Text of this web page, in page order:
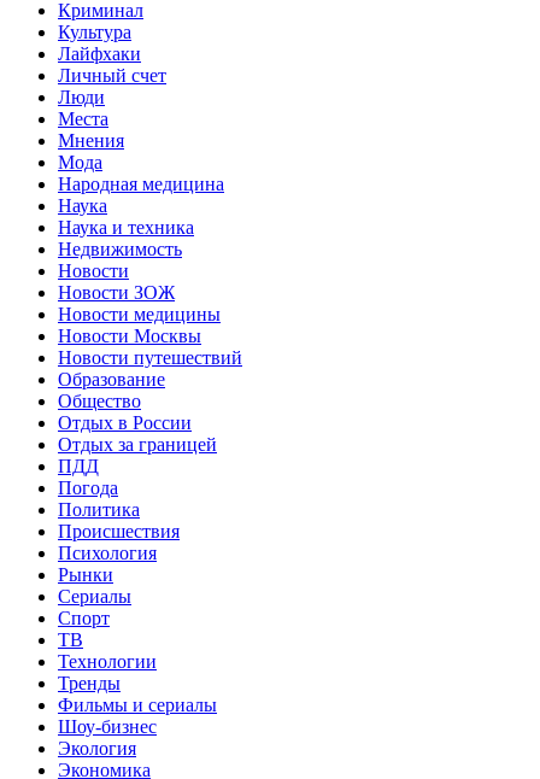
Криминал
Культура
Лайфхаки
Личный счет
Люди
Места
Мнения
Мода
Народная медицина
Наука
Наука и техника
Недвижимость
Новости
Новости ЗОЖ
Новости медицины
Новости Москвы
Новости путешествий
Образование
Общество
Отдых в России
Отдых за границей
ПДД
Погода
Политика
Происшествия
Психология
Рынки
Сериалы
Спорт
ТВ
Технологии
Тренды
Фильмы и сериалы
Шоу-бизнес
Экология
Экономика